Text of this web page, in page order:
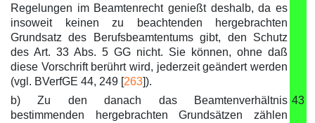
Regelungen im Beamtenrecht genießt deshalb, da es
insoweit keinen zu beachtenden hergebrachten
Grundsatz des Berufsbeamtentums gibt, den Schutz
des Art. 33 Abs. 5 GG nicht. Sie können, ohne daß
diese Vorschrift berührt wird, jederzeit geändert werden
(vgl. BVerfGE 44, 249 [263]).
b) Zu den danach das Beamtenverhältnis
bestimmenden hergebrachten Grundsätzen zählen
43